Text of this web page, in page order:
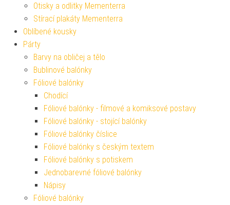
Otisky a odlitky Mementerra
Stírací plakáty Mementerra
Oblíbené kousky
Párty
Barvy na obličej a tělo
Bublinové balónky
Fóliové balónky
Chodící
Fóliové balónky - filmové a komiksové postavy
Fóliové balónky - stojící balónky
Fóliové balónky číslice
Fóliové balónky s českým textem
Fóliové balónky s potiskem
Jednobarevné fóliové balónky
Nápisy
Fóliové balónky